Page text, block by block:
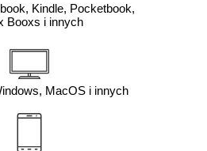
Kindle, Pocketbook,
Booxs i innych
MacOS i innych